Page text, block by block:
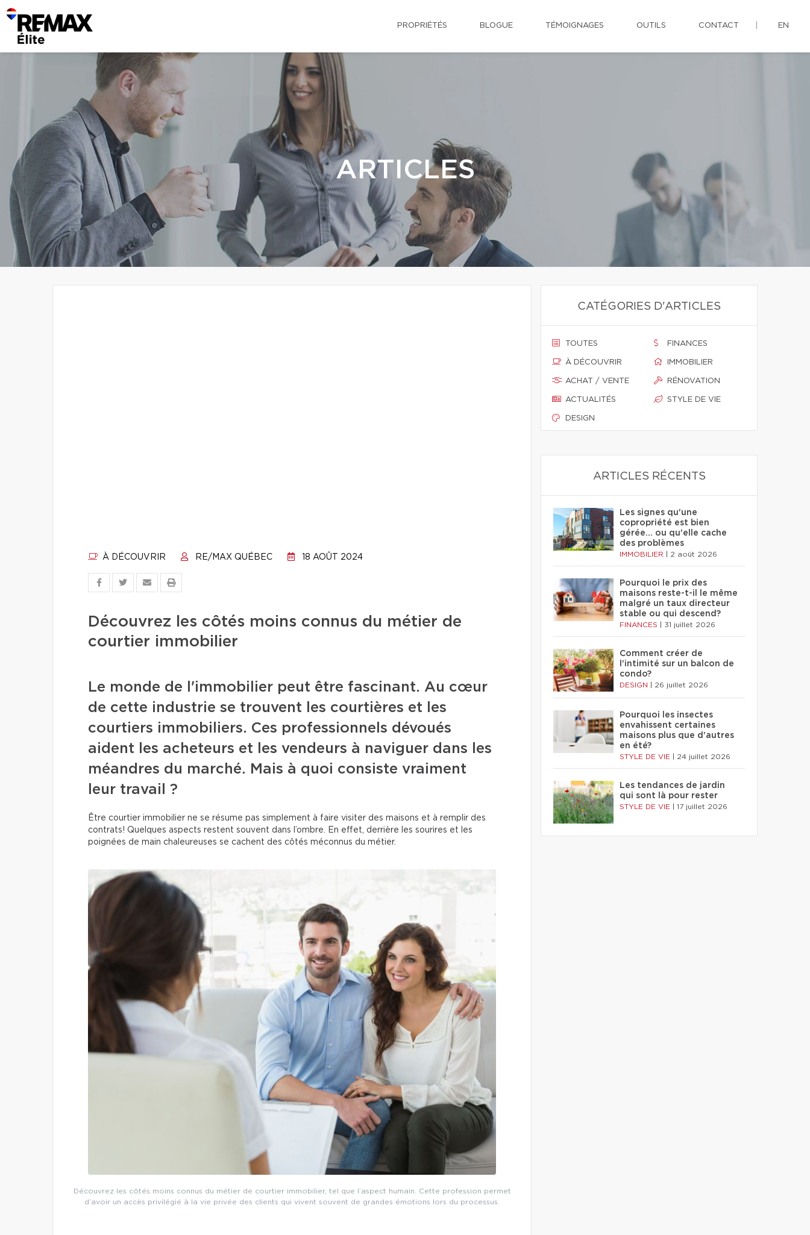
PROPRIÉTÉS BLOGUE TÉMOIGNAGES OUTILS CONTACT EN
ARTICLES
À DÉCOUVRIR RE/MAX QUÉBEC 18 AOÛT 2024
Découvrez les côtés moins connus du métier de
courtier immobilier
Le monde de l'immobilier peut être fascinant. Au cœur
de cette industrie se trouvent les courtières et les
courtiers immobiliers. Ces professionnels dévoués
aident les acheteurs et les vendeurs à naviguer dans les
méandres du marché. Mais à quoi consiste vraiment
leur travail ?
Être courtier immobilier ne se résume pas simplement à faire visiter des maisons et à remplir des
contrats! Quelques aspects restent souvent dans l’ombre. En effet, derrière les sourires et les
poignées de main chaleureuses se cachent des côtés méconnus du métier.
Découvrez les côtés moins connus du métier de courtier immobilier, tel que l’aspect humain. Cette profession permet
d’avoir un accès privilégié à la vie privée des clients qui vivent souvent de grandes émotions lors du processus.
CATÉGORIES D'ARTICLES
TOUTES
À DÉCOUVRIR
ACHAT / VENTE
ACTUALITÉS
DESIGN
FINANCES
IMMOBILIER
RÉNOVATION
STYLE DE VIE
ARTICLES RÉCENTS
Les signes qu'une
copropriété est bien
gérée… ou qu'elle cache
des problèmes
IMMOBILIER 2 août 2026
Pourquoi le prix des
maisons reste-t-il le même
malgré un taux directeur
stable ou qui descend?
FINANCES 31 juillet 2026
Comment créer de
l'intimité sur un balcon de
condo?
DESIGN 26 juillet 2026
Pourquoi les insectes
envahissent certaines
maisons plus que d'autres
en été?
STYLE DE VIE 24 juillet 2026
Les tendances de jardin
qui sont là pour rester
STYLE DE VIE 17 juillet 2026